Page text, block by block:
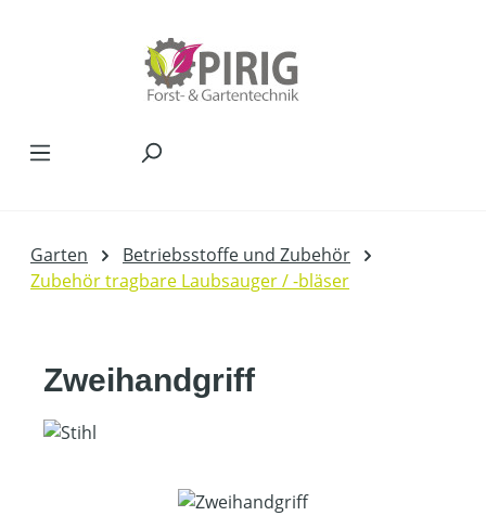
Garten
Betriebsstoffe und Zubehör
Zubehör tragbare Laubsauger / -bläser
Zweihandgriff
Bildergalerie überspringen